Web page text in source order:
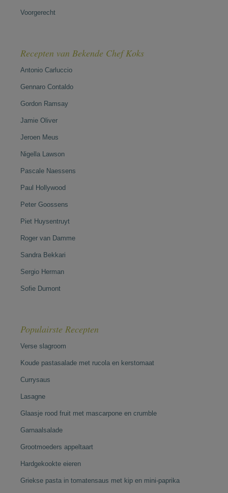
Voorgerecht
Recepten van Bekende Chef Koks
Antonio Carluccio
Gennaro Contaldo
Gordon Ramsay
Jamie Oliver
Jeroen Meus
Nigella Lawson
Pascale Naessens
Paul Hollywood
Peter Goossens
Piet Huysentruyt
Roger van Damme
Sandra Bekkari
Sergio Herman
Sofie Dumont
Populairste Recepten
Verse slagroom
Koude pastasalade met rucola en kerstomaat
Currysaus
Lasagne
Glaasje rood fruit met mascarpone en crumble
Garnaalsalade
Grootmoeders appeltaart
Hardgekookte eieren
Griekse pasta in tomatensaus met kip en mini-paprika